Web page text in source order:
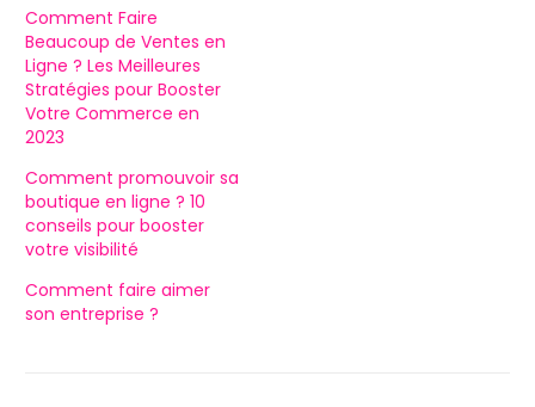
Comment Faire
Beaucoup de Ventes en
Ligne ? Les Meilleures
Stratégies pour Booster
Votre Commerce en
2023
Comment promouvoir sa
boutique en ligne ? 10
conseils pour booster
votre visibilité
Comment faire aimer
son entreprise ?